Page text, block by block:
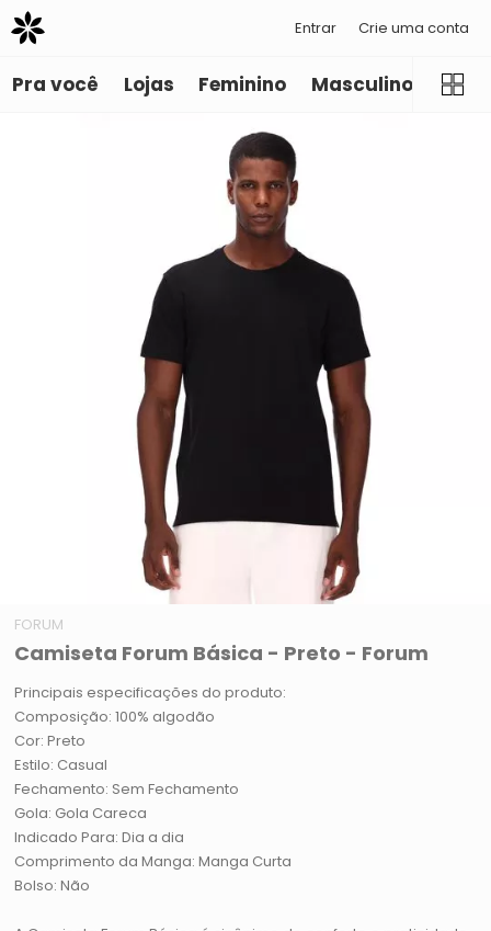
Entrar Crie uma conta
Pra você Lojas Feminino Masculino
FORUM
Camiseta Forum Básica - Preto - Forum
Principais especificações do produto:
Composição: 100% algodão
Cor: Preto
Estilo: Casual
Fechamento: Sem Fechamento
Gola: Gola Careca
Indicado Para: Dia a dia
Comprimento da Manga: Manga Curta
Bolso: Não